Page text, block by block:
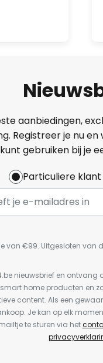
aanbiedingen,
Registreer je nu en
gebruiken bij je
Particuliere klant
van €99. Uitgesloten van
nieuwsbrief en
home producten en
content. Als een
Je kan op elk
te sturen via het